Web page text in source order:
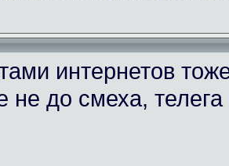
интернетов
не до смеха, телега